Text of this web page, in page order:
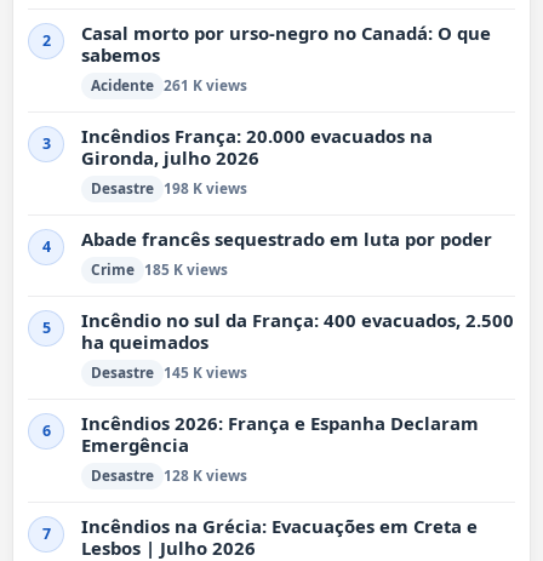
2
Casal morto por urso-negro no Canadá: O que
sabemos
Acidente 261 K views
3
Incêndios França: 20.000 evacuados na
Gironda, julho 2026
Desastre 198 K views
4 Abade francês sequestrado em luta por poder
Crime 185 K views
5
Incêndio no sul da França: 400 evacuados, 2.500
ha queimados
Desastre 145 K views
6
Incêndios 2026: França e Espanha Declaram
Emergência
Desastre 128 K views
7
Incêndios na Grécia: Evacuações em Creta e
Lesbos | Julho 2026